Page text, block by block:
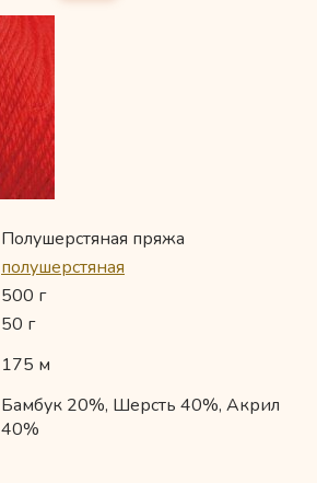
Полушерстяная пряжа
полушерстяная
500 г
50 г
175 м
Бамбук 20%, Шерсть 40%, Акрил
40%